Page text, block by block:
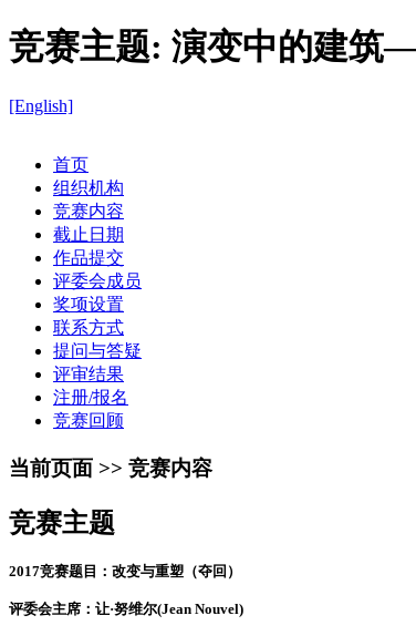
竞赛主题: 演变中的建筑
[English]
首页
组织机构
竞赛内容
截止日期
作品提交
评委会成员
奖项设置
联系方式
提问与答疑
评审结果
注册/报名
竞赛回顾
当前页面 >> 竞赛内容
竞赛主题
2017竞赛题目：改变与重塑（夺回）
评委会主席：让·努维尔(Jean Nouvel)